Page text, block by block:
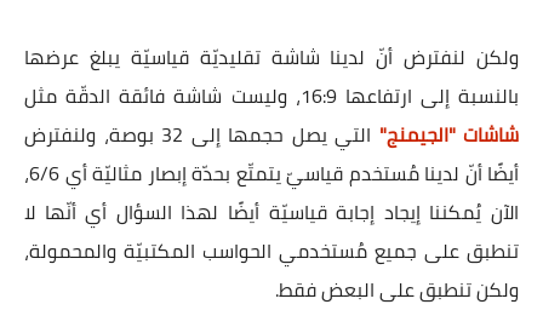
ولكن لنفترض أنّ لدينا شاشة تقليديّة قياسيّة يبلغ عرضها
بالنسبة إلى ارتفاعها 16:9، وليست شاشة فائقة الدقّة مثل
شاشات "الجيمنج"
التي يصل حجمها إلى 32 بوصة، ولنفترض
أيضًا أنّ لدينا مُستخدم قياسيّ يتمتّع بحدّة إبصار مثاليّة أي 6/6،
الآن يُمكننا إيجاد إجابة قياسيّة أيضًا لهذا السؤال أي أنّها لا
تنطبق على جميع مُستخدمي الحواسب المكتبيّة والمحمولة،
ولكن تنطبق على البعض فقط.